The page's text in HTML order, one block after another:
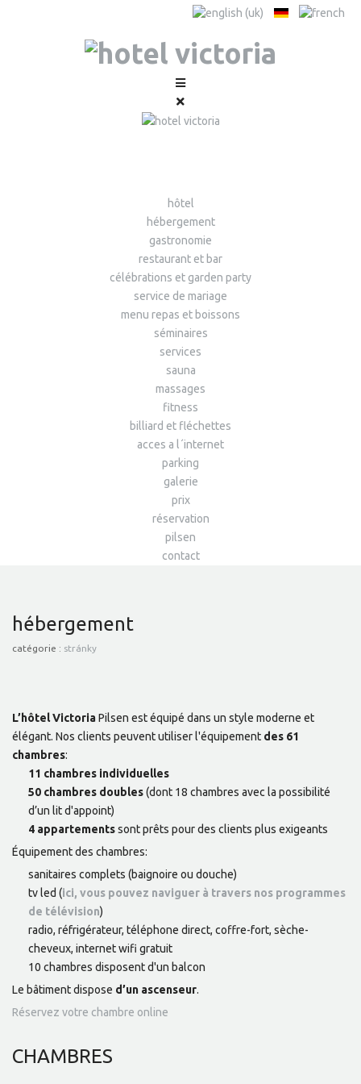
hôtel
hébergement
gastronomie
restaurant et bar
célébrations et garden party
service de mariage
menu repas et boissons
séminaires
services
sauna
massages
fitness
billiard et fléchettes
acces a l´internet
parking
galerie
prix
réservation
pilsen
contact
hébergement
catégorie : stránky
L’hôtel VictoriaPilsen est équipé dans un style moderne et
élégant. Nos clients peuvent utiliser l'équipement des 61
chambres:
11 chambres individuelles
50 chambres doubles(dont 18 chambres avec la possibilité
d’un lit d'appoint)
4 appartementssont prêts pour des clients plus exigeants
Équipement des chambres:
sanitaires complets (baignoire ou douche)
tv led (ici, vous pouvez naviguer à travers nos programmes
de télévision)
radio, réfrigérateur, téléphone direct, coffre-fort, sèche-
cheveux, internet wifi gratuit
10 chambres disposent d'un balcon
Le bâtiment dispose d’un ascenseur.
Réservez votre chambre online
CHAMBRES